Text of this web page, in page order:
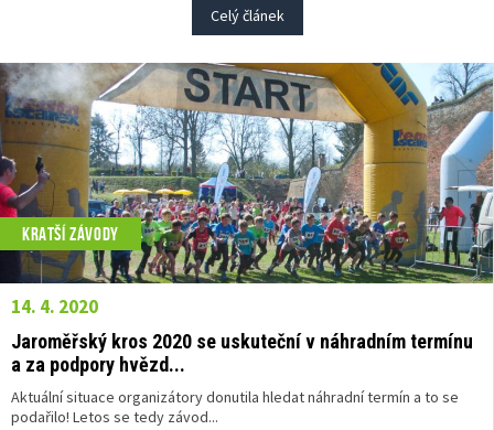
Celý článek
KRATŠÍ ZÁVODY
14. 4. 2020
Jaroměřský kros 2020 se uskuteční v náhradním termínu
a za podpory hvězd...
Aktuální situace organizátory donutila hledat náhradní termín a to se
podařilo! Letos se tedy závod...